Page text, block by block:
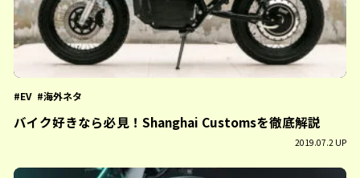
EV 海外ネタ
バイク好きなら必見！Shanghai Customsを徹底解説
2019.07.2 UP